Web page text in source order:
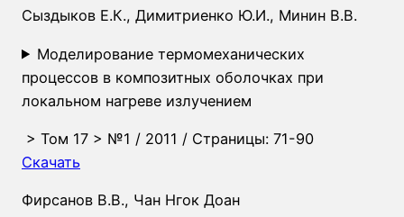
Cыздыков Е.К., Димитриенко Ю.И., Минин В.В.
Моделирование термомеханических
процессов в композитных оболочках при
локальном нагреве излучением
> Том 17 > №1 / 2011 / Страницы: 71-90
Скачать
Фирсанов В.В., Чан Нгок Доан